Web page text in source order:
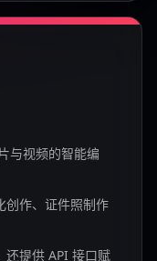
与视频的智能编
创作、证件照制作
还提供 API 接口赋